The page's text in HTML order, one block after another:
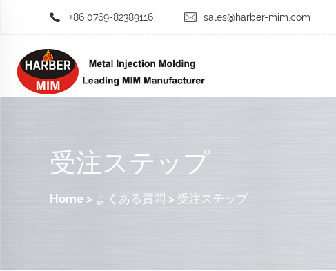
+86 0769-82389116 sales@harber-mim.com
受注ステップ
Home > よくある質問 > 受注ステップ